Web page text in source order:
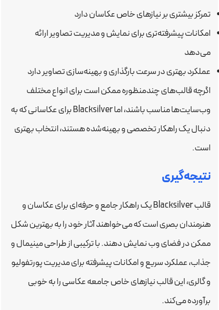
تمرکز بیشتری بر نیازهای خاص عکاسان دارد
امکانات پیشرفته‌تری برای نمایش و مدیریت تصاویر ارائه
می‌دهد
عملکرد بهتری در سرعت بارگذاری و بهینه‌سازی تصاویر دارد
اگرچه قالب‌های چندمنظوره ممکن است برای انواع مختلف
وب‌سایت‌ها مناسب باشند، اما Blacksilver برای عکاسانی که به
دنبال یک راهکار تخصصی و بهینه‌شده هستند، انتخاب بهتری
است.
نتیجه‌گیری
قالب Blacksilver یک راهکار جامع و حرفه‌ای برای عکاسان و
هنرمندان بصری است که می‌خواهند آثار خود را به بهترین شکل
ممکن در فضای وب نمایش دهند. با ترکیبی از طراحی مینیمال و
جذاب، عملکرد سریع و امکانات پیشرفته برای مدیریت پورتفولیو
و گالری، این قالب نیازهای خاص جامعه عکاسی را به خوبی
برآورده می‌کند.